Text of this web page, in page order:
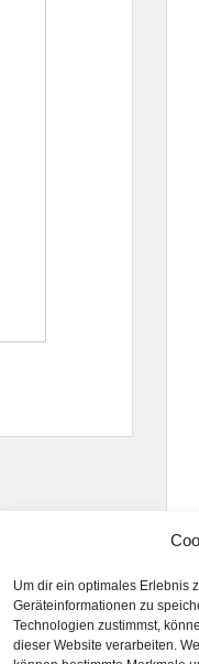
Um dir ein optimales Erlebnis
Geräteinformationen zu
Technologien zustimmst,
dieser Website verarbeiten.